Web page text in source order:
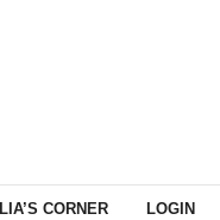
CORNER LOGIN